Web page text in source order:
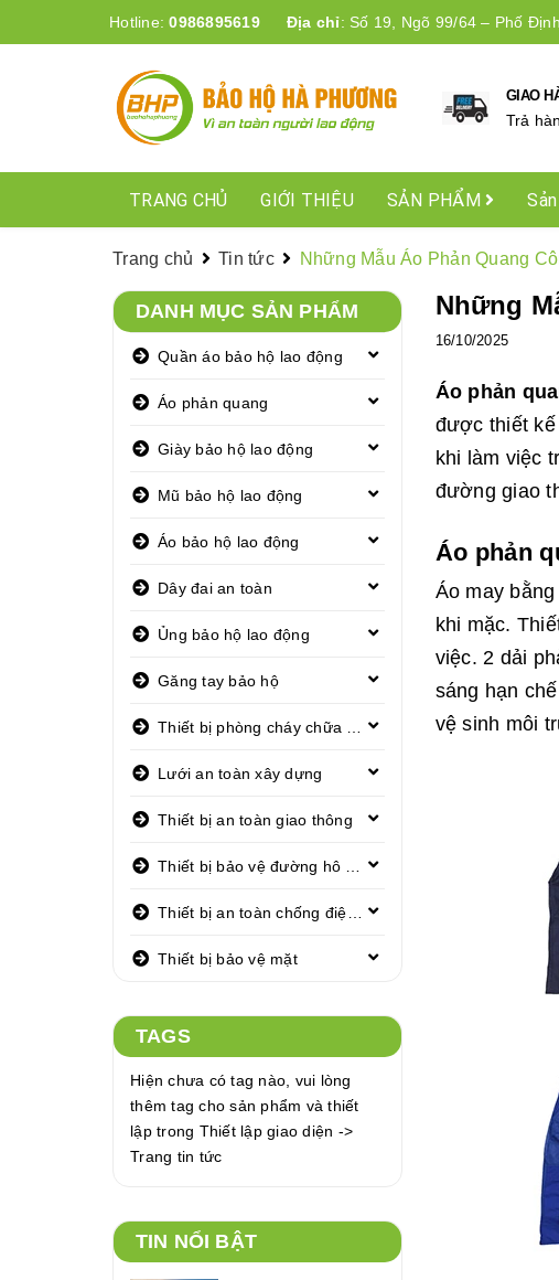
Hotline:0986895619 Địa chỉ: Số 19, Ngõ 99/64 – Phố
GIAO
Trả
TRANG CHỦ GIỚI THIỆU SẢN PHẨM
Trang chủ Tin tức Những Mẫu Áo Phản Quang
Những
16/10/2025
Áo phản
được thiết kế
khi làm việc
đường giao
Áo phản
Áo may
khi mặc.
việc. 2 dải
sáng hạn
vệ sinh môi
DANH MỤC SẢN PHẨM
Quần áo bảo hộ lao động
Áo phản quang
Giày bảo hộ lao động
Mũ bảo hộ lao động
Áo bảo hộ lao động
Dây đai an toàn
Ủng bảo hộ lao động
Găng tay bảo hộ
Lưới an toàn xây dựng
Thiết bị an toàn giao thông
Thiết bị bảo vệ mặt
TAGS
Hiện chưa có tag nào, vui lòng
thêm tag cho sản phẩm và thiết
lập trong Thiết lập giao diện ->
Trang tin tức
TIN NỔI BẬT